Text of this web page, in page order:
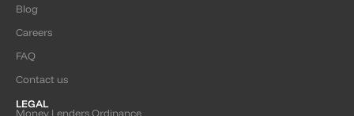
Blog
Careers
FAQ
Contact us
LEGAL
Money Lenders Ordinance